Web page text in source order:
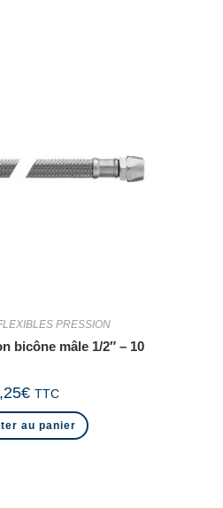
PRESSION
bicône mâle 1/2″ – 10
€ TTC
au panier